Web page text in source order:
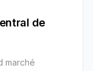
de
marché